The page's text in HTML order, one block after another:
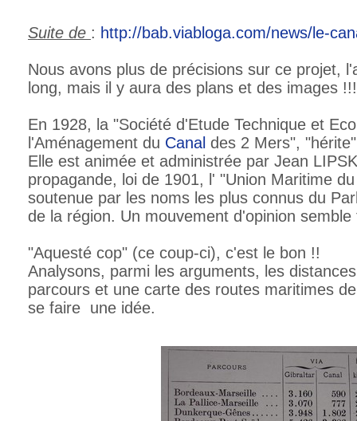
Suite de : http://bab.viabloga.com/news/le-
Nous avons plus de précisions sur ce projet,
long, mais il y aura des plans et des images !!!
En 1928, la "Société d'Etude Technique et
l'Aménagement du Canal des 2 Mers",
Elle est animée et administrée par Jean
propagande, loi de 1901, l' "Union Maritime
soutenue par les noms les plus connus du
de la région. Un mouvement d'opinion
"Aquesté cop" (ce coup-ci), c'est le bon !!
Analysons, parmi les arguments, les
parcours et une carte des routes maritimes
se faire une idée.